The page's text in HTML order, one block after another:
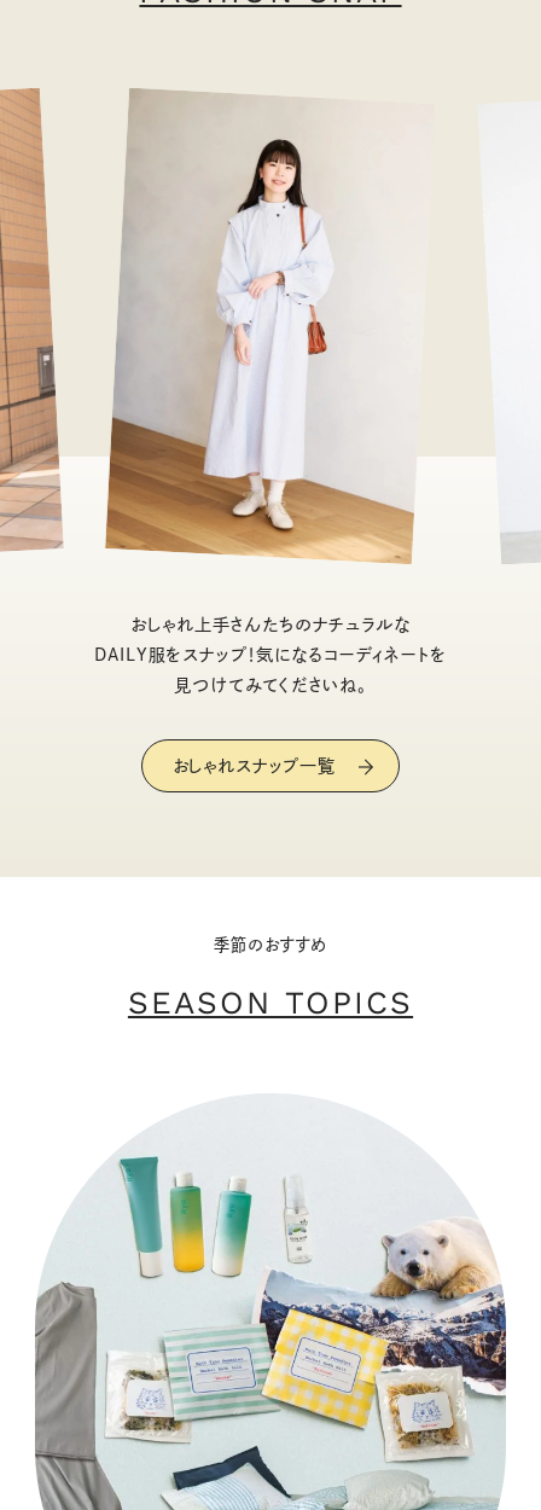
おしゃれ上手さんたちのナチュラルな
DAILY服をスナップ！気になるコーディネートを
見つけてみてくださいね。
おしゃれスナップ一覧
季節のおすすめ
SEASON TOPICS